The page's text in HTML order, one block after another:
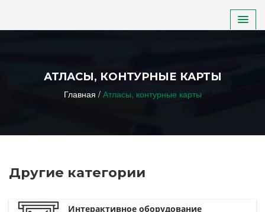
ИНКЛЮЗИВНОЕ ОБРАЗОВАНИЕ
АТЛАСЫ, КОНТУРНЫЕ КАРТЫ
Главная / Атласы, контурные карты
Другие категории
Интерактивное оборудование